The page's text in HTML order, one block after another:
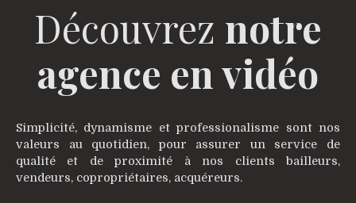
Découvrez notre
agence en vidéo
Simplicité, dynamisme et professionalisme sont nos
valeurs au quotidien, pour assurer un service de
qualité et de proximité à nos clients bailleurs,
vendeurs, copropriétaires, acquéreurs.